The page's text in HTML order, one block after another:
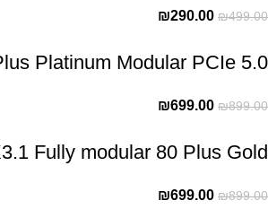
₪499.00
₪290.00
Platinum Modular PCIe 5.0
₪899.00
₪699.00
Fully modular 80 Plus Gold
₪899.00
₪699.00